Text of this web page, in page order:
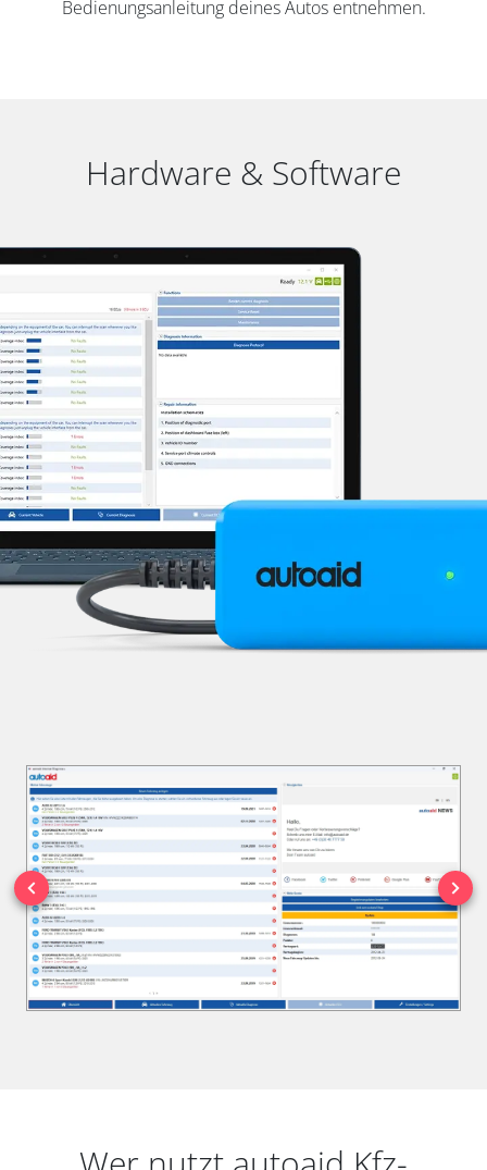
Bedienungsanleitung deines Autos entnehmen.
Hardware & Software